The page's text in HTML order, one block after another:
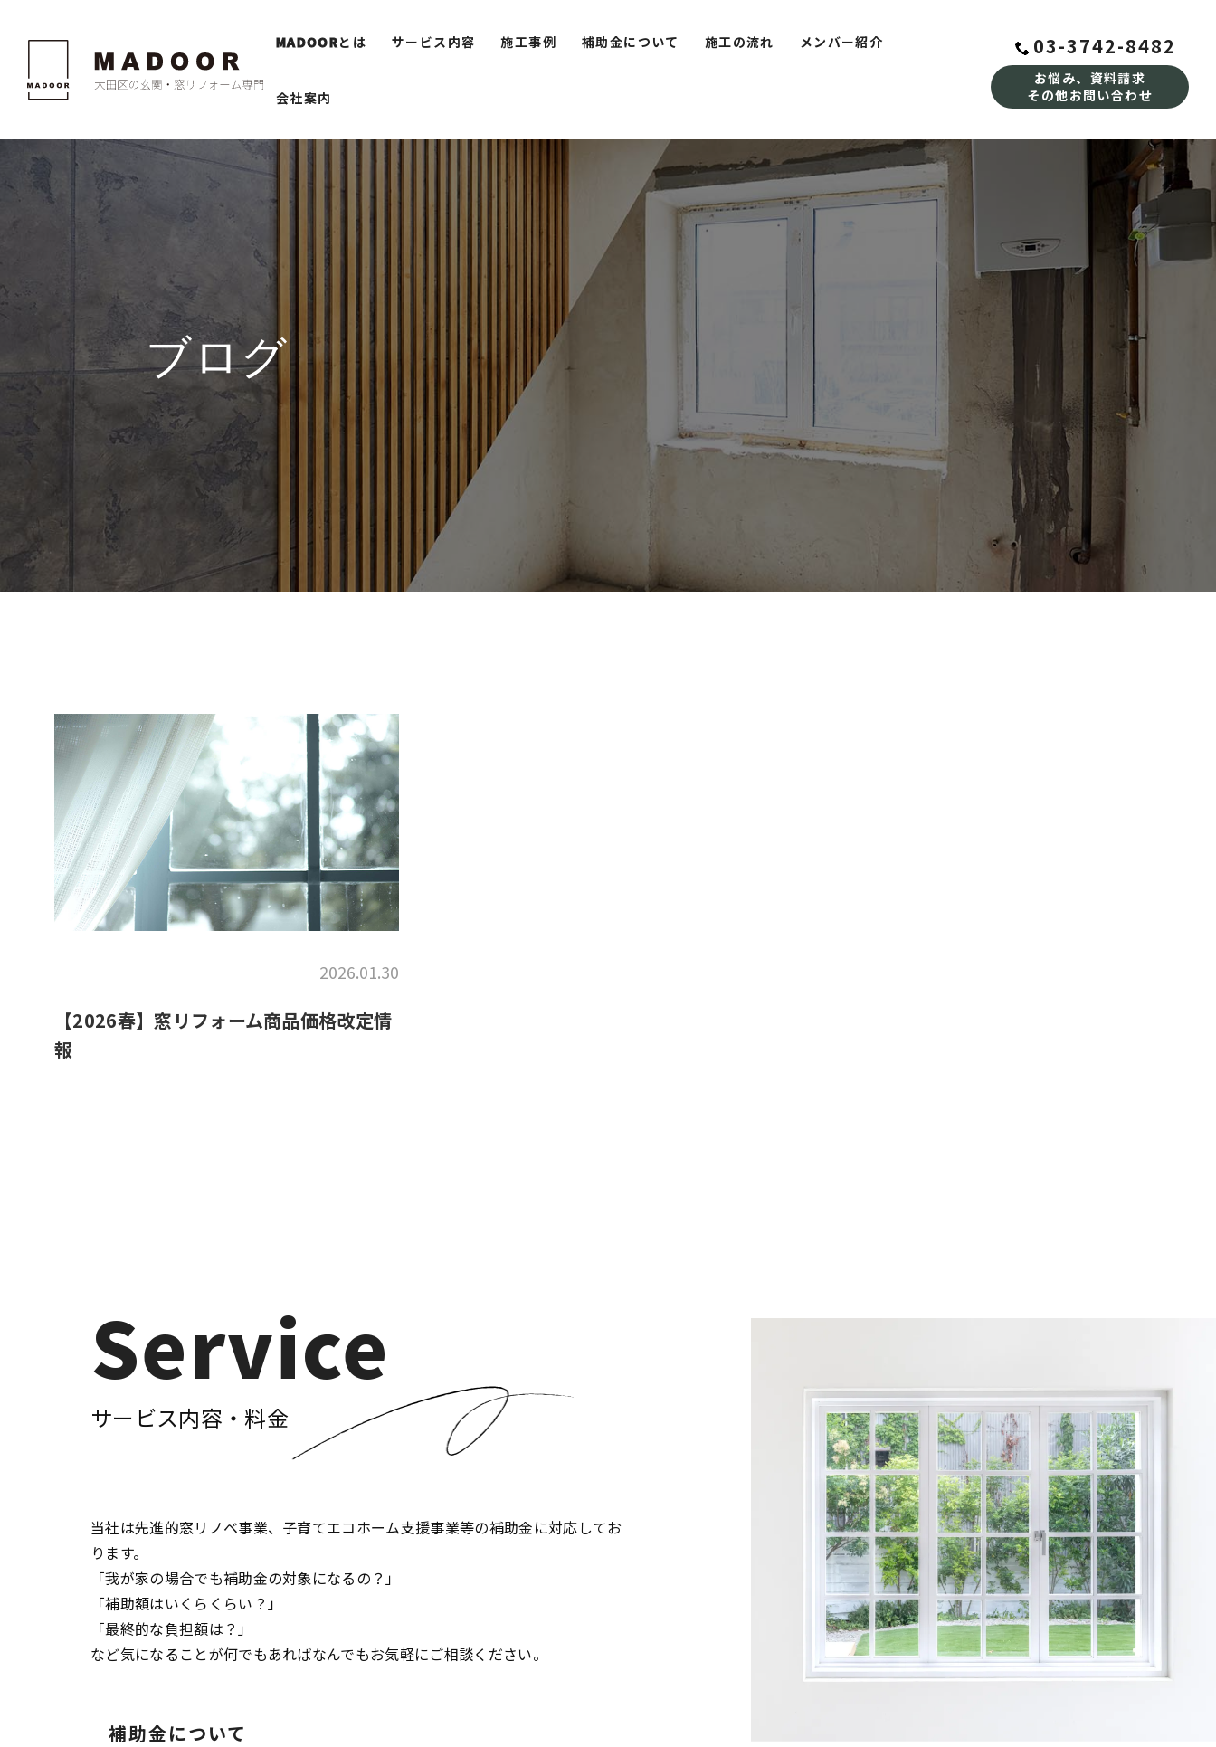
MADOORとは サービス内容 施工事例 補助金について 施工の流れ メンバー紹介
会社案内
03-3742-8482
お悩み、資料請求
その他お問い合わせ
ブログ
2026.01.30
【2026春】窓リフォーム商品価格改定情
報
Service
サービス内容・料金
当社は先進的窓リノベ事業、子育てエコホーム支援事業等の補助金に対応してお
ります。
「我が家の場合でも補助金の対象になるの？」
「補助額はいくらくらい？」
「最終的な負担額は？」
など気になることが何でもあればなんでもお気軽にご相談ください。
補助金について